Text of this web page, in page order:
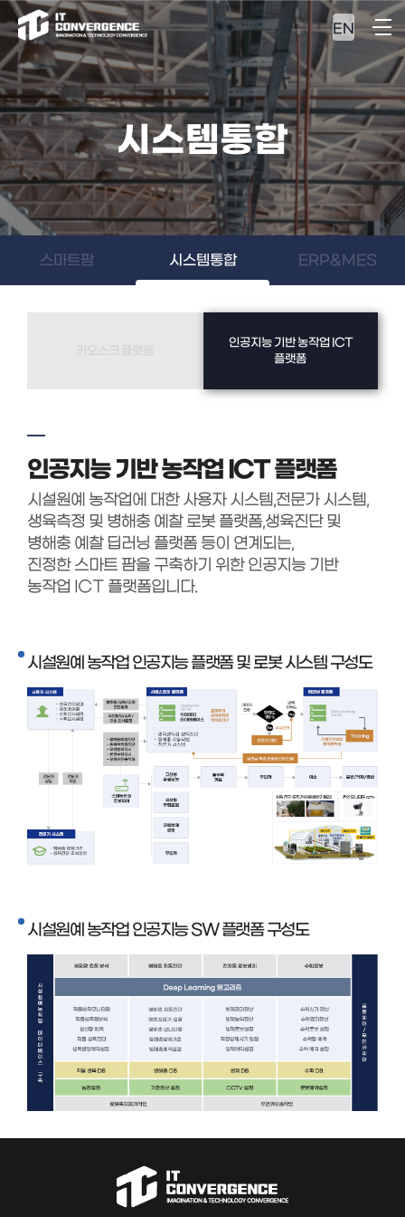
EN
시스템통합
스마트팜 시스템통합 ERP&MES
인공지능 기반 농작업 ICT
플랫폼
인공지능 기반 농작업 ICT 플랫폼
시설원예 농작업에 대한 사용자 시스템,전문가 시스템,
생육측정 및 병해충 예찰 로봇 플랫폼,생육진단 및
병해충 예찰 딥러닝 플랫폼 등이 연계되는,
진정한 스마트 팜을 구축하기 위한 인공지능 기반
농작업 ICT 플랫폼입니다.
시설원예 농작업 인공지능 플랫폼 및 로봇 시스템 구성도
시설원예 농작업 인공지능 SW 플랫폼 구성도